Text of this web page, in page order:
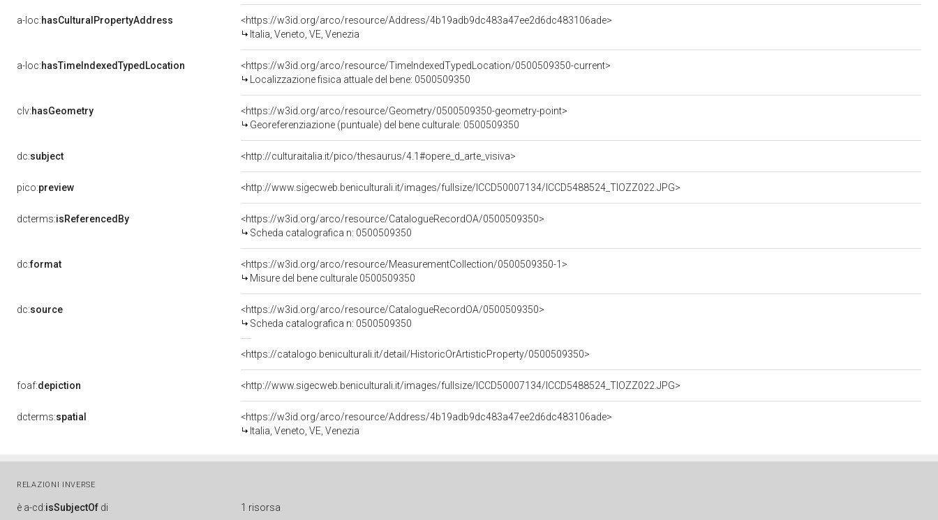
a-loc:hasCulturalPropertyAddress
<https://w3id.org/arco/resource/Address/4b19adb9dc483a47ee2d6dc483106ade>
Italia, Veneto, VE, Venezia
a-loc:hasTimeIndexedTypedLocation
<https://w3id.org/arco/resource/TimeIndexedTypedLocation/0500509350-current>
Localizzazione fisica attuale del bene: 0500509350
clv:hasGeometry
<https://w3id.org/arco/resource/Geometry/0500509350-geometry-point>
Georeferenziazione (puntuale) del bene culturale: 0500509350
dc:subject <http://culturaitalia.it/pico/thesaurus/4.1#opere_d_arte_visiva>
pico:preview <http://www.sigecweb.beniculturali.it/images/fullsize/ICCD50007134/ICCD5488524_TIOZZ022.JPG>
dcterms:isReferencedBy
<https://w3id.org/arco/resource/CatalogueRecordOA/0500509350>
Scheda catalografica n: 0500509350
dc:format
<https://w3id.org/arco/resource/MeasurementCollection/0500509350-1>
Misure del bene culturale 0500509350
dc:source
<https://w3id.org/arco/resource/CatalogueRecordOA/0500509350>
Scheda catalografica n: 0500509350
<https://catalogo.beniculturali.it/detail/HistoricOrArtisticProperty/0500509350>
foaf:depiction <http://www.sigecweb.beniculturali.it/images/fullsize/ICCD50007134/ICCD5488524_TIOZZ022.JPG>
dcterms:spatial
<https://w3id.org/arco/resource/Address/4b19adb9dc483a47ee2d6dc483106ade>
Italia, Veneto, VE, Venezia
RELAZIONI INVERSE
è a-cd:isSubjectOf di 1 risorsa